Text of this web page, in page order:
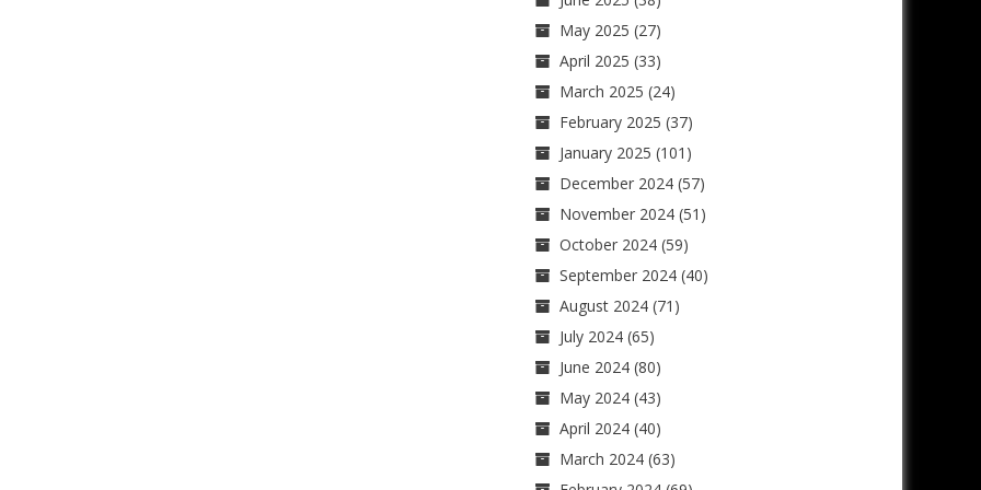
May 2025 (27)
April 2025 (33)
March 2025 (24)
February 2025 (37)
January 2025 (101)
December 2024(57)
November 2024(51)
October 2024(59)
September 2024(40)
August 2024(71)
July 2024(65)
June 2024(80)
May 2024(43)
April 2024(40)
March 2024(63)